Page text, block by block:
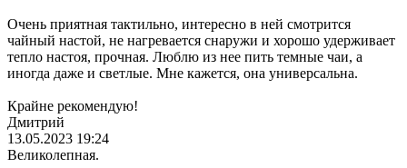
Очень приятная тактильно, интересно в ней смотрится
чайный настой, не нагревается снаружи и хорошо удерживает
тепло настоя, прочная. Люблю из нее пить темные чаи, а
иногда даже и светлые. Мне кажется, она универсальна.
Крайне рекомендую!
Дмитрий
13.05.2023 19:24
Великолепная.